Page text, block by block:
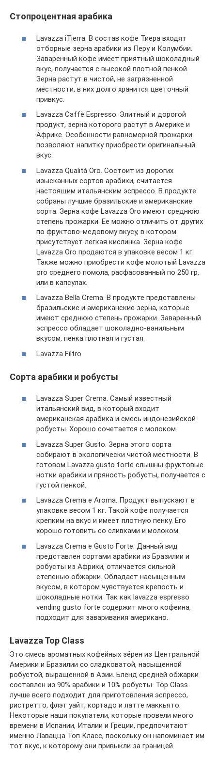
Стопроцентная арабика
Lavazza iTierra. В состав кофе Тиера входят
отборные зерна арабики из Перу и Колумбии.
Заваренный кофе имеет приятный шоколадный
вкус, получается с высокой плотной пенкой.
Зерна растут в чистой, не загрязненной
местности, в них долго хранится цветочный
привкус.
Lavazza Caffè Espresso. Элитный и дорогой
продукт, зерна которого растут в Америке и
Африке. Особенности равномерной прожарки
позволяют напитку приобрести оригинальный
вкус.
Lavazza Qualità Oro. Состоит из дорогих
изысканных сортов арабики, считается
настоящим итальянским эспрессо. В продукте
собраны лучшие бразильские и американские
сорта. Зерна кофе Lavazza Oro имеют среднюю
степень прожарки. Ее можно отличить от других
по фруктово-медовому вкусу, в котором
присутствует легкая кислинка. Зерна кофе
Lavazza Oro продаются в упаковке весом 1 кг.
Также можно приобрести кофе молотый Lavazza
oro среднего помола, расфасованный по 250 гр,
или в капсулах.
Lavazza Bella Crema. В продукте представлены
бразильские и американские зерна, которые
имеют среднюю степень прожарки. Заваренный
эспрессо обладает шоколадно-ванильным
вкусом, пенка плотная и густая.
Lavazza Filtro
Сорта арабики и робусты
Lavazza Super Crema. Самый известный
итальянский вид, в который входит
американская арабика и смесь индонезийской
робусты. Хорошо сочетается с молоком.
Lavazza Super Gusto. Зерна этого сорта
собирают в экологически чистой местности. В
готовом Lavazza gusto forte слышны фруктовые
нотки арабики и пряность робусты, получается с
густой пенкой.
Lavazza Crema e Aroma. Продукт выпускают в
упаковке весом 1 кг. Такой кофе получается
крепким на вкус и имеет плотную пенку. Его
хорошо готовить со сливками и молоком.
Lavazza Crema e Gusto Forte. Данный вид
представлен сортами арабики из Бразилии и
робусты из Африки, отличается сильной
степенью обжарки. Обладает насыщенным
вкусом, в котором чувствуется крепость и
шоколадные нотки. Так как lavazza espresso
vending gusto forte содержит много кофеина,
подходит для заваривания американо.
Lavazza Top Class
Это смесь ароматных кофейных зёрен из Центральной
Америки и Бразилии со сладковатой, насыщенной
робустой, выращенной в Азии. Бленд средней обжарки
составлен из 90% арабики и 10% робусты. Top Class
лучше всего подходит для приготовления эспрессо,
ристретто, флэт уайт, кортадо и латте маккьято.
Некоторые наши покупатели, которые провели много
времени в Испании, Италии и Греции, предпочитают
именно Лавацца Топ Класс, поскольку он напоминает им
тот вкус, к которому они привыкли за границей.